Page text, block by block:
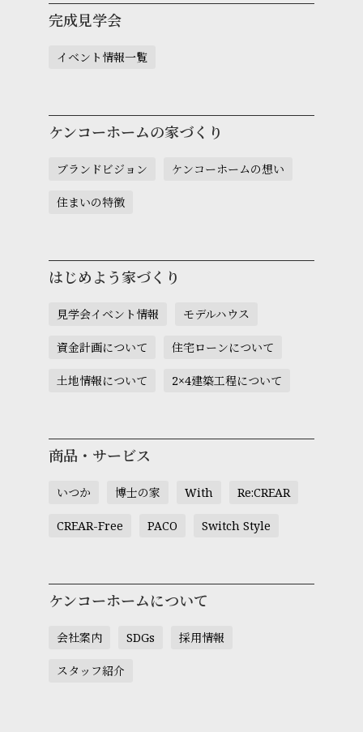
完成見学会
イベント情報一覧
ケンコーホームの家づくり
ブランドビジョン ケンコーホームの想い
住まいの特徴
はじめよう家づくり
見学会イベント情報 モデルハウス
資金計画について 住宅ローンについて
土地情報について 2×4建築工程について
商品・サービス
いつか 博士の家 With Re:CREAR
CREAR-Free PACO Switch Style
ケンコーホームについて
会社案内 SDGs 採用情報
スタッフ紹介